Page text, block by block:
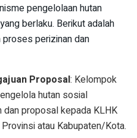
pengelolaan hutan
berlaku. Berikut adalah
proses perizinan dan
Proposal: Kelompok
hutan sosial
dan proposal kepada KLHK
atau Kabupaten/Kota.